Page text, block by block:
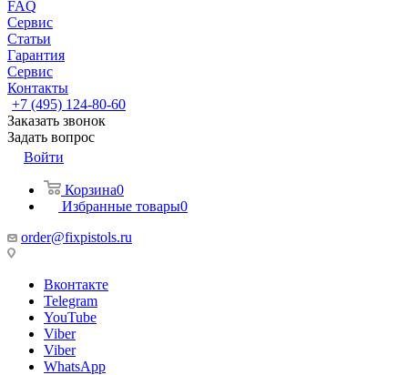
FAQ
Сервис
Статьи
Гарантия
Сервис
Контакты
+7 (495) 124-80-60
Заказать звонок
Задать вопрос
Войти
Корзина0
Избранные товары0
order@fixpistols.ru
Вконтакте
Telegram
YouTube
Viber
Viber
WhatsApp